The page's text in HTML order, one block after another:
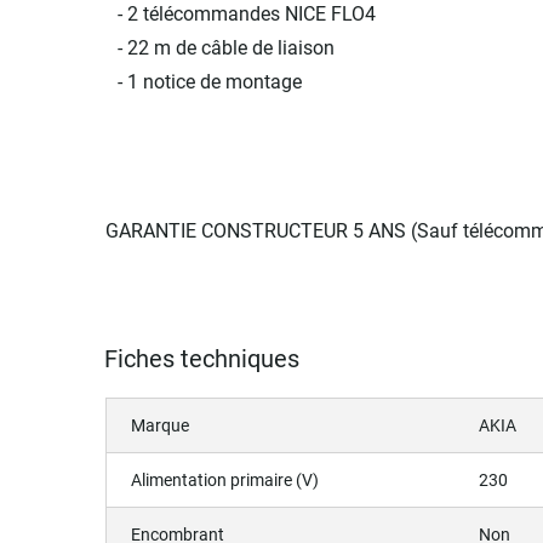
- 2 télécommandes NICE FLO4
- 22 m de câble de liaison
- 1 notice de montage
GARANTIE CONSTRUCTEUR 5 ANS (Sauf
Fiches techniques
Marque AKIA
Alimentation primaire (V) 230
Encombrant Non